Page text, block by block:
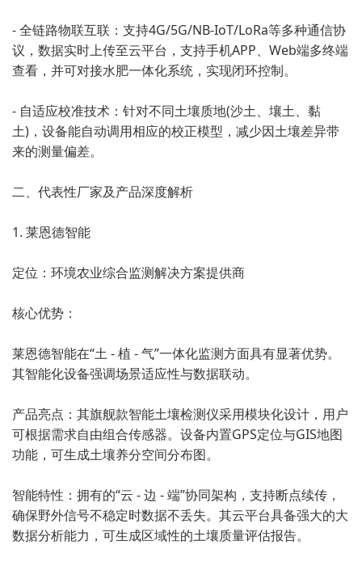
- 全链路物联互联：支持4G/5G/NB-IoT/LoRa等多种通信协
议，数据实时上传至云平台，支持手机APP、Web端多终端
查看，并可对接水肥一体化系统，实现闭环控制。
- 自适应校准技术：针对不同土壤质地(沙土、壤土、黏
土)，设备能自动调用相应的校正模型，减少因土壤差异带
来的测量偏差。
二、代表性厂家及产品深度解析
1. 莱恩德智能
定位：环境农业综合监测解决方案提供商
核心优势：
莱恩德智能在“土 - 植 - 气”一体化监测方面具有显著优势。
其智能化设备强调场景适应性与数据联动。
产品亮点：其旗舰款智能土壤检测仪采用模块化设计，用户
可根据需求自由组合传感器。设备内置GPS定位与GIS地图
功能，可生成土壤养分空间分布图。
智能特性：拥有的“云 - 边 - 端”协同架构，支持断点续传，
确保野外信号不稳定时数据不丢失。其云平台具备强大的大
数据分析能力，可生成区域性的土壤质量评估报告。